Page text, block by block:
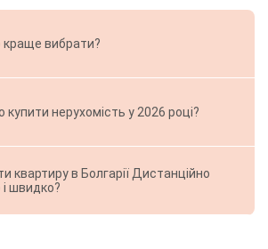
краще вибрати?
купити нерухомість у 2026 році?
квартиру в Болгарії Дистанційно
швидко?